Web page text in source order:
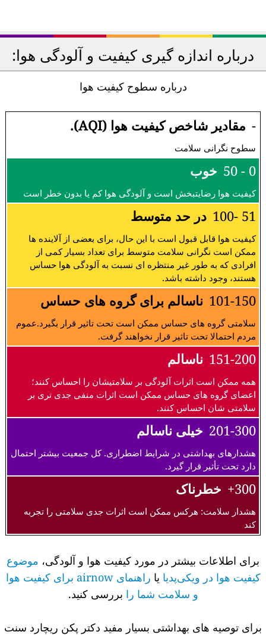
درباره اندازه گیری کیفیت و آلودگی هوا:
درباره سطوح کیفیت هوا
- مقادیر شاخص کیفیت هوا (AQI).
سطوح نگرانی سلامت
0 - 50 خوب
کیفیت هوا رضایتبخش است و آلودگی هوا کم یا بدون خطر است
51 -100 در حد متوسط
کیفیت هوا قابل قبول است با این حال، برای بعضی از آلاینده ها
ممکن است نگرانی سلامت متوسط برای تعداد بسیار کمی از
افرادی که به طور غیر منتظره ای نسبت به آلودگی هوا حساس
هستند، وجود داشته باشد.
101-150 ناسالم برای گروه های حساس
سلامتی گروه های حساس ممکن است تحت تاثیر قرار بگیرد.عموم
مردم احتمالا تحت تاثیر قرار نخواهند گرفت.
151-200 ناسالم
همه ممکن است اثرات آلودگی بر سلامتیشان را احساس کنند؛
اعضای گروه های حساس ممکن است اثرات منفی جدی تری بر
سلامتی شان احساس کنند.
201-300 خیلی ناسالم
هشدارهای بهداشتی در شرایط اضطراری. کل جمعیت بیشتر احتمال
دارد تحت تأثیر قرار گیرد.
300+ خطرناک
هشدار سلامت: هرکس ممکن است اثرات جدی سلامتی را تجربه
کند
برای اطلاعات بیشتر در مورد کیفیت هوا و آلودگی، موضوع
کیفیت هوا در ویکی‌پدیا یا
راهنمای airnow برای کیفیت هوا
و سلامت شما را بررسی کنید.
برای توصیه های بهداشتی بسیار مفید دکتر پکن ریچارد سنت